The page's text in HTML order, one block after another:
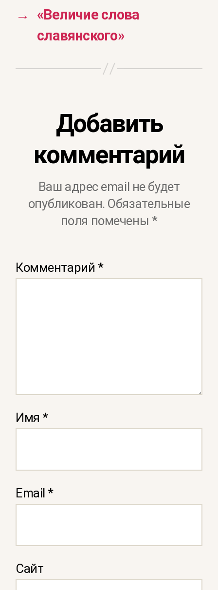
→
«Величие слова
славянского»
Добавить
комментарий
Ваш адрес email не будет
опубликован. Обязательные
поля помечены *
Комментарий *
Имя*
Email*
Сайт